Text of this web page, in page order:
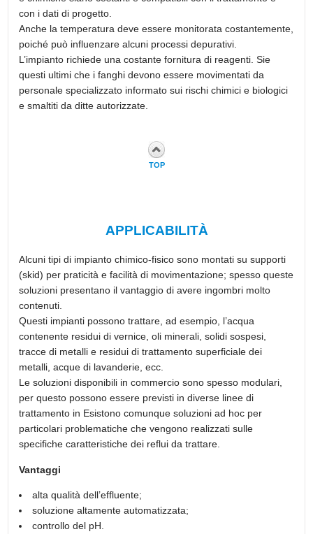
con i dati di progetto.
Anche la temperatura deve essere monitorata costantemente,
poiché può influenzare alcuni processi depurativi.
L’impianto richiede una costante fornitura di reagenti. Sie
questi ultimi che i fanghi devono essere movimentati da
personale specializzato informato sui rischi chimici e biologici
e smaltiti da ditte autorizzate.
TOP
APPLICABILITÀ
Alcuni tipi di impianto chimico-fisico sono montati su supporti
(skid) per praticità e facilità di movimentazione; spesso queste
soluzioni presentano il vantaggio di avere ingombri molto
contenuti.
Questi impianti possono trattare, ad esempio, l’acqua
contenente residui di vernice, oli minerali, solidi sospesi,
tracce di metalli e residui di trattamento superficiale dei
metalli, acque di lavanderie, ecc.
Le soluzioni disponibili in commercio sono spesso modulari,
per questo possono essere previsti in diverse linee di
trattamento in Esistono comunque soluzioni ad hoc per
particolari problematiche che vengono realizzati sulle
specifiche caratteristiche dei reflui da trattare.
Vantaggi
alta qualità dell’effluente;
soluzione altamente automatizzata;
controllo del pH.